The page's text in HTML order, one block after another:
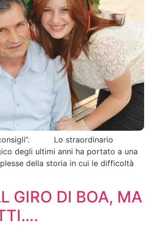
consigli”. Lo straordinario
degli ultimi anni ha portato a una
della storia in cui le difficoltà
GIRO DI BOA, MA